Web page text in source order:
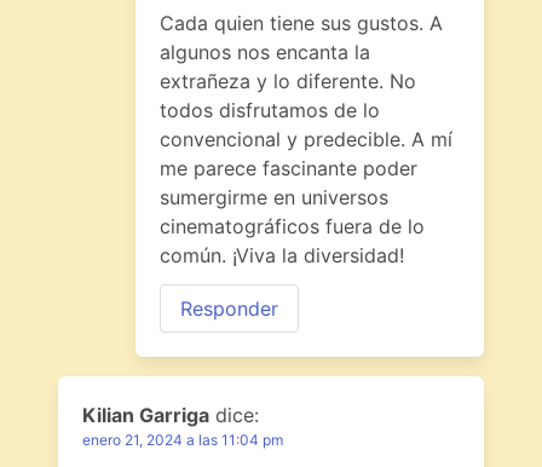
Cada quien tiene sus gustos. A
algunos nos encanta la
extrañeza y lo diferente. No
todos disfrutamos de lo
convencional y predecible. A mí
me parece fascinante poder
sumergirme en universos
cinematográficos fuera de lo
común. ¡Viva la diversidad!
Responder
Kilian Garriga dice:
enero 21, 2024 a las 11:04 pm